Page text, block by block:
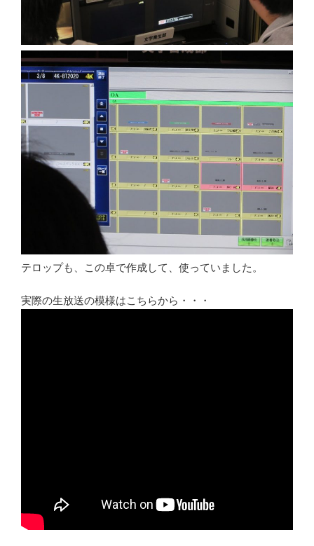
テロップも、この卓で作成して、使っていました。
実際の生放送の模様はこちらから・・・